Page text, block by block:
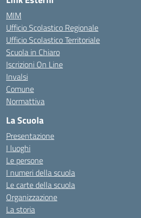
MIM
Ufficio Scolastico Regionale
Ufficio Scolastico Territoriale
Scuola in Chiaro
Iscrizioni On Line
Invalsi
Comune
Normattiva
La Scuola
Presentazione
I luoghi
Le persone
I numeri della scuola
Le carte della scuola
Organizzazione
La storia